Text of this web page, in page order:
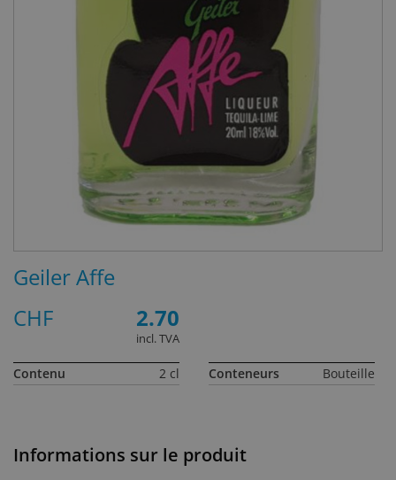
Informations sur le produit
Geiler Affe
CHF
2.70
incl. TVA
Contenu 2 cl Conteneurs Bouteille